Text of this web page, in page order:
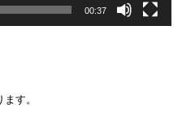
00:37
す。